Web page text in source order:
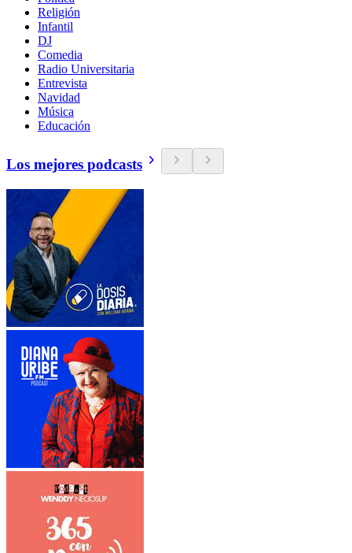
Religión
Infantil
DJ
Comedia
Radio Universitaria
Entrevista
Navidad
Música
Educación
Los mejores podcasts